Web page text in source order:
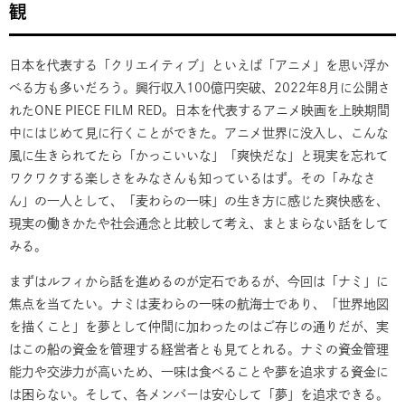
観
日本を代表する「クリエイティブ」といえば「アニメ」を思い浮か
べる方も多いだろう。興行収入100億円突破、2022年8月に公開さ
れたONE PIECE FILM RED。日本を代表するアニメ映画を上映期間
中にはじめて見に行くことができた。アニメ世界に没入し、こんな
風に生きられてたら「かっこいいな」「爽快だな」と現実を忘れて
ワクワクする楽しさをみなさんも知っているはず。その「みなさ
ん」の一人として、「麦わらの一味」の生き方に感じた爽快感を、
現実の働きかたや社会通念と比較して考え、まとまらない話をして
みる。
まずはルフィから話を進めるのが定石であるが、今回は「ナミ」に
焦点を当てたい。ナミは麦わらの一味の航海士であり、「世界地図
を描くこと」を夢として仲間に加わったのはご存じの通りだが、実
はこの船の資金を管理する経営者とも見てとれる。ナミの資金管理
能力や交渉力が高いため、一味は食べることや夢を追求する資金に
は困らない。そして、各メンバーは安心して「夢」を追求できる。